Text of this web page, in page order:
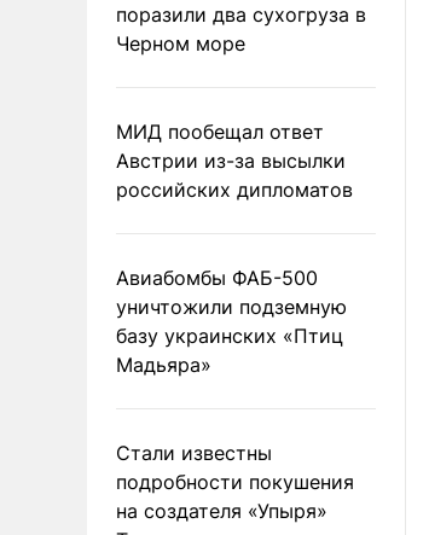
поразили два сухогруза в
Черном море
МИД пообещал ответ
Австрии из-за высылки
российских дипломатов
Авиабомбы ФАБ-500
уничтожили подземную
базу украинских «Птиц
Мадьяра»
Стали известны
подробности покушения
на создателя «Упыря»